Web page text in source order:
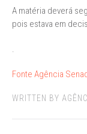
A matéria deverá
pois estava em
.
Fonte Agência
WRITTEN BY